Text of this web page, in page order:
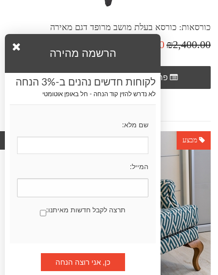
כורסאות: כורסא בעלת מושב מרופד דגם מאירה
₪2,400.00
₪1,800.00
פרטים
הוסף לרשימת
השוואה
מבצע
הרשמה מהירה
לקוחות חדשים נהנים ב-3% הנחה
לא נדרש להזין קוד הנחה - חל באופן אוטומטי
שם מלא:
המייל:
תרצה לקבל חדשות מאיתנו: